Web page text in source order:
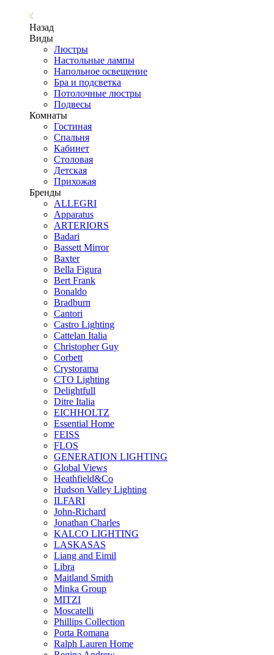
Назад
Виды
Люстры
Настольные лампы
Напольное освещение
Бра и подсветка
Потолочные люстры
Подвесы
Комнаты
Гостиная
Спальня
Кабинет
Столовая
Детская
Прихожая
Бренды
ALLEGRI
Apparatus
ARTERIORS
Badari
Bassett Mirror
Baxter
Bella Figura
Bert Frank
Bonaldo
Bradburn
Cantori
Castro Lighting
Cattelan Italia
Christopher Guy
Corbett
Crystorama
CTO Lighting
Delightfull
Ditre Italia
EICHHOLTZ
Essential Home
FEISS
FLOS
GENERATION LIGHTING
Global Views
Heathfield&Co
Hudson Valley Lighting
ILFARI
John-Richard
Jonathan Charles
KALCO LIGHTING
LASKASAS
Liang and Eimil
Libra
Maitland Smith
Minka Group
MITZI
Moscatelli
Phillips Collection
Porta Romana
Ralph Lauren Home